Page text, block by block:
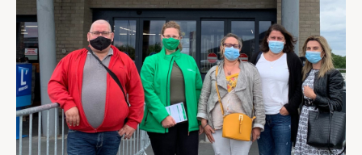
Assistance en vie privée
Développement professionnel
Devenir Membre